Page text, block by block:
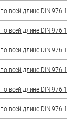
всей длине DIN 976
всей длине DIN 976
всей длине DIN 976
всей длине DIN 976
всей длине DIN 976
всей длине DIN 976